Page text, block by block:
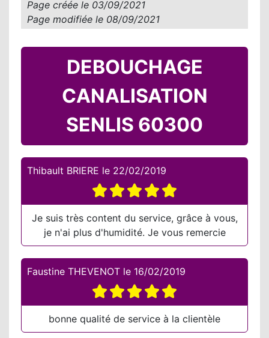
Page créée le 03/09/2021
Page modifiée le 08/09/2021
DEBOUCHAGE
CANALISATION
SENLIS 60300
Thibault BRIERE le 22/02/2019
Je suis très content du service, grâce à vous,
je n'ai plus d'humidité. Je vous remercie
Faustine THEVENOT le 16/02/2019
bonne qualité de service à la clientèle